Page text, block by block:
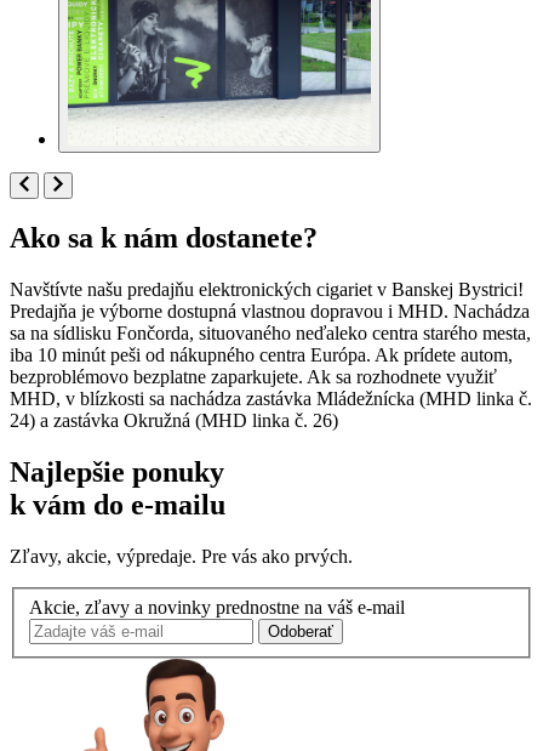
Ako sa k nám dostanete?
Navštívte našu predajňu elektronických cigariet v Banskej Bystrici!
Predajňa je výborne dostupná vlastnou dopravou i MHD. Nachádza
sa na sídlisku Fončorda, situovaného neďaleko centra starého mesta,
iba 10 minút peši od nákupného centra Európa. Ak prídete autom,
bezproblémovo bezplatne zaparkujete. Ak sa rozhodnete využiť
MHD, v blízkosti sa nachádza zastávka Mládežnícka (MHD linka č.
24) a zastávka Okružná (MHD linka č. 26)
Najlepšie ponuky
k vám do e-mailu
Zľavy, akcie, výpredaje. Pre vás ako prvých.
Akcie, zľavy a novinky prednostne na váš e-mail
Odoberať